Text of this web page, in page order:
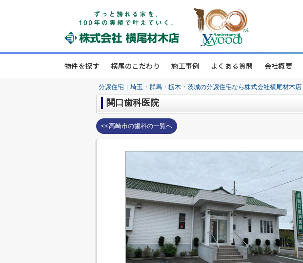
物件を探す 横尾のこだわり 施工事例 よくある質問 会社概要
分譲住宅｜埼玉・群馬・栃木・茨城の分譲住宅なら株式会社横尾材木店
関口歯科医院
<<高崎市の歯科の一覧へ